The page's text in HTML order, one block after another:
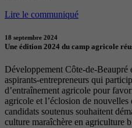
Lire le communiqué
18 septembre 2024
Une édition 2024 du camp agricole
Développement Côte-de-Beaupré
aspirants-entrepreneurs qui
d’entraînement agricole pour
agricole et l’éclosion de
candidats soutenus souhaitent
culture maraîchère en agriculture